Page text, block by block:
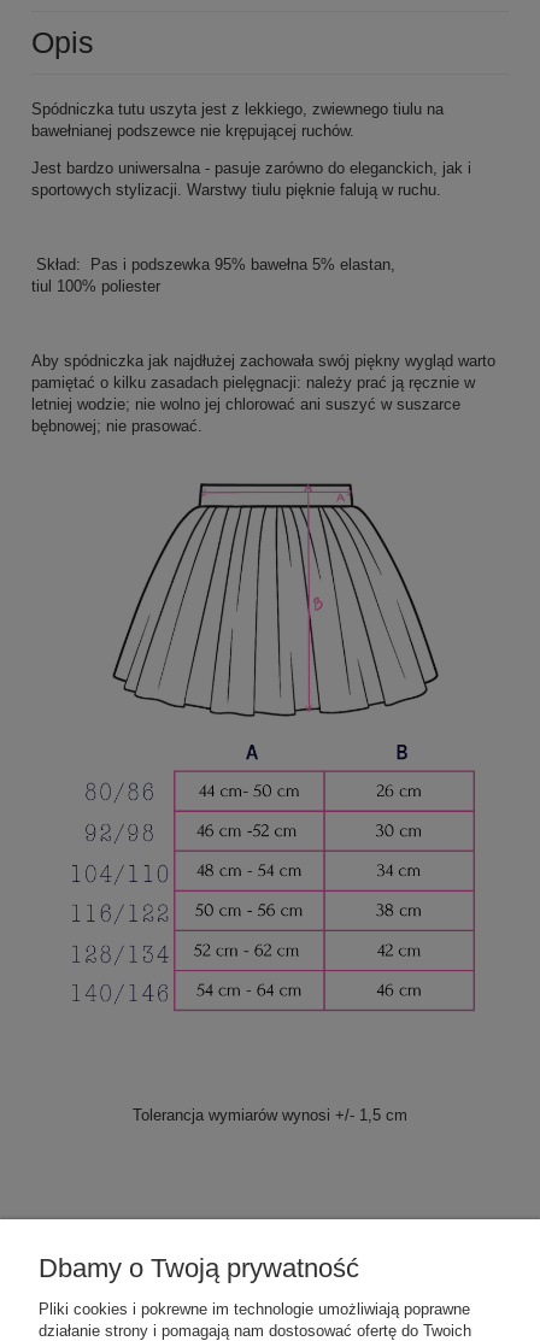
Opis
Spódniczka tutu uszyta jest z lekkiego, zwiewnego tiulu na
bawełnianej podszewce nie krępującej ruchów.
Jest bardzo uniwersalna - pasuje zarówno do eleganckich, jak i
sportowych stylizacji. Warstwy tiulu pięknie falują w ruchu.
Skład: Pas i podszewka 95% bawełna 5% elastan,
tiul 100% poliester
Aby spódniczka jak najdłużej zachowała swój piękny wygląd warto
pamiętać o kilku zasadach pielęgnacji: należy prać ją ręcznie w
letniej wodzie; nie wolno jej chlorować ani suszyć w suszarce
bębnowej; nie prasować.
Tolerancja wymiarów wynosi +/- 1,5 cm
POMOC
Dbamy o Twoją prywatność
Pliki cookies i pokrewne im technologie umożliwiają poprawne
działanie strony i pomagają nam dostosować ofertę do Twoich